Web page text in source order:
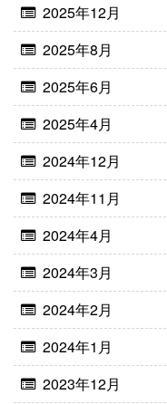
2025年12月
2025年8月
2025年6月
2025年4月
2024年12月
2024年11月
2024年4月
2024年3月
2024年2月
2024年1月
2023年12月